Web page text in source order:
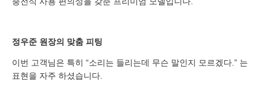
정우준 원장의 맞춤 피팅
이번 고객님은 특히 “소리는 들리는데 무슨 말인지 모르겠다.” 는
표현을 자주 하셨습니다.